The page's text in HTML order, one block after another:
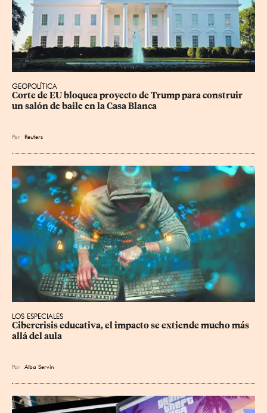
GEOPOLÍTICA
Corte de EU bloquea proyecto de Trump para construir
un salón de baile en la Casa Blanca
Por Reuters
LOS ESPECIALES
Cibercrisis educativa, el impacto se extiende mucho más
allá del aula
Por Alba Servín